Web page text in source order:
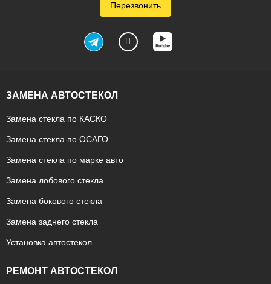
Перезвонить
ЗАМЕНА АВТОСТЕКОЛ
Замена стекла по КАСКО
Замена стекла по ОСАГО
Замена стекла по марке авто
Замена лобового стекла
Замена бокового стекла
Замена заднего стекла
Установка автостекол
РЕМОНТ АВТОСТЕКОЛ